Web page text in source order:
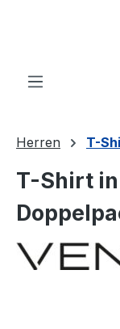
Herren T-
T-Shirt
Bildergalerie